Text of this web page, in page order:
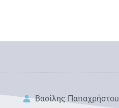
Βασίλης Παπαχρήστου